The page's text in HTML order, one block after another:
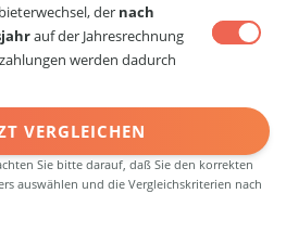
der nach
auf der Jahresrechnung
werden dadurch
VERGLEICHEN
Sie bitte darauf, daß Sie den korrekten
auswählen und die Vergleichskriterien nach